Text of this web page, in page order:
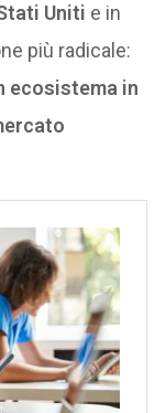
Uniti e in
più radicale:
ecosistema in